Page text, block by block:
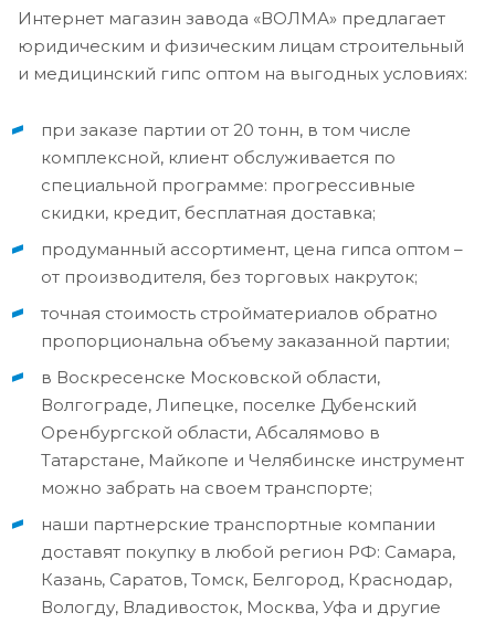
Интернет магазин завода «ВОЛМА» предлагает
юридическим и физическим лицам строительный
и медицинский гипс оптом на выгодных условиях:
при заказе партии от 20 тонн, в том числе
комплексной, клиент обслуживается по
специальной программе: прогрессивные
скидки, кредит, бесплатная доставка;
продуманный ассортимент, цена гипса оптом –
от производителя, без торговых накруток;
точная стоимость стройматериалов обратно
пропорциональна объему заказанной партии;
в Воскресенске Московской области,
Волгограде, Липецке, поселке Дубенский
Оренбургской области, Абсалямово в
Татарстане, Майкопе и Челябинске инструмент
можно забрать на своем транспорте;
наши партнерские транспортные компании
доставят покупку в любой регион РФ: Самара,
Казань, Саратов, Томск, Белгород, Краснодар,
Вологду, Владивосток, Москва, Уфа и другие